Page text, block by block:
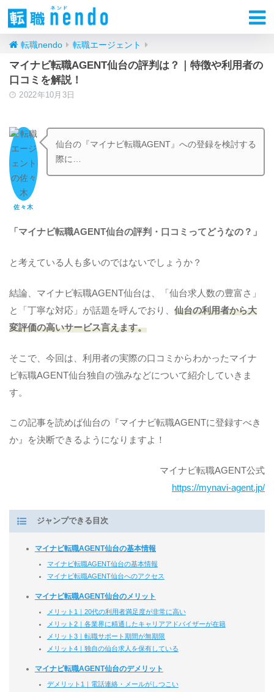
転職nendo 転職エージェント
マイナビ転職AGENT仙台の評判は？｜特徴や利用者の
口コミを解説！
2022年10月3日
佐々木
仙台の『マイナビ転職AGENT』への登録を検討する
際に…
「マイナビ転職AGENT仙台の評判・口コミってどうなの？」
と考えている人も多いのではないでしょうか？
結論、マイナビ転職AGENT仙台は、「仙台求人数の豊富さ」
と「丁寧な対応」が話題を呼んでおり、 仙台の利用者から大
変評価の高いサービス言えます。
そこで、今回は、利用者の実際の口コミからわかったマイナ
ビ転職AGENT仙台独自の強みなどについて紹介していきま
す。
この記事を読めば仙台の『マイナビ転職AGENTに登録すべき
か』を決断できるようになりますよ！
マイナビ転職AGENT公式
https://mynavi-agent.jp/
ジャンプできる目次
マイナビ転職AGENT仙台の基本情報
マイナビ転職AGENT仙台の基本情報
マイナビ転職AGENT仙台へのアクセス
マイナビ転職AGENT仙台のメリット
メリット1｜20代の利用者満足度が非常に高い
メリット2｜各業界に精通したキャリアアドバイザーが在籍
メリット3｜転職サポート期間が無期限
メリット4｜独自の仙台求人を保有している
マイナビ転職AGENT仙台のデメリット
デメリット1｜電話連絡・メールがしつこい